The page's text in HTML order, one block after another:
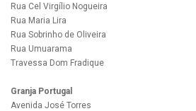
Rua Cel Virgílio Nogueira
Rua Maria Lira
Rua Sobrinho de Oliveira
Rua Umuarama
Travessa Dom Fradique
Granja Portugal
Avenida José Torres